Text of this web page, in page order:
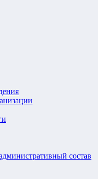
состав